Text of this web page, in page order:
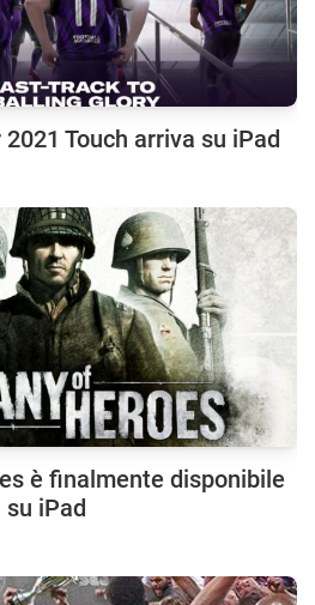
Touch arriva su iPad
è finalmente disponibile
su iPad